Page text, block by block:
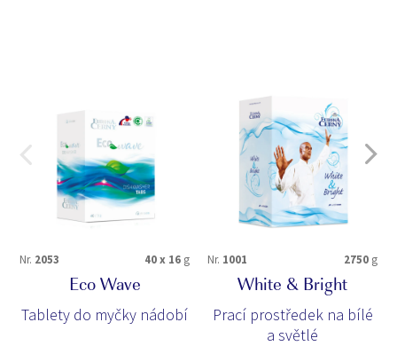
Nr. 2053 40 x 16 g
Eco Wave
Tablety do myčky nádobí
Nr. 1001 2750 g
White & Bright
Prací prostředek na bílé
a světlé